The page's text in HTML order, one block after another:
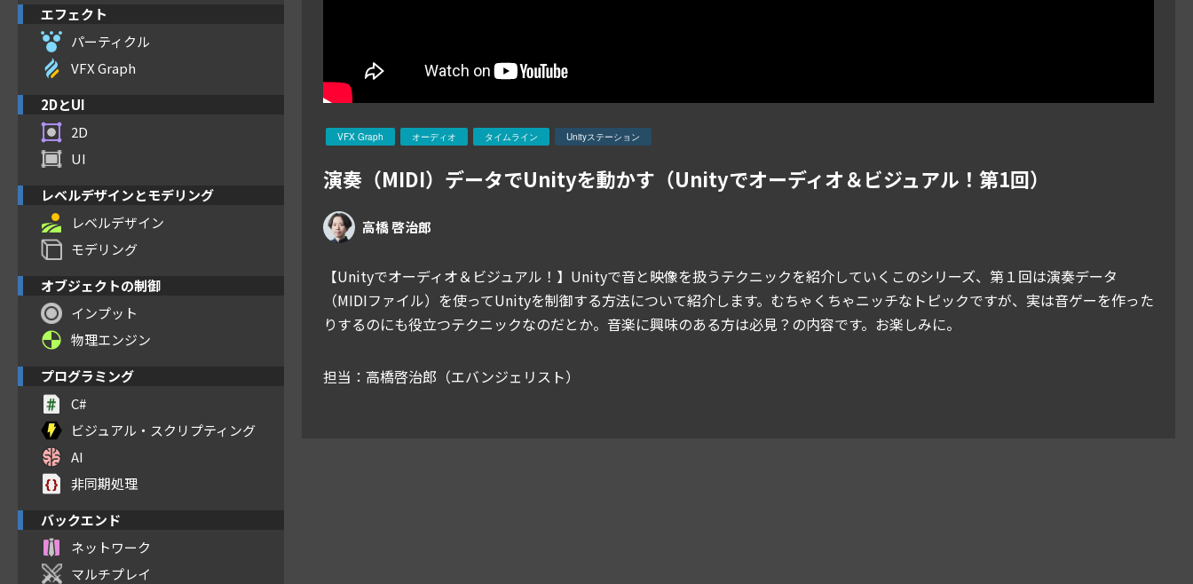
エフェクト
パーティクル
VFX Graph
2DとUI
2D
UI
レベルデザインとモデリング
レベルデザイン
モデリング
オブジェクトの制御
インプット
物理エンジン
プログラミング
C#
ビジュアル・スクリプティング
AI
非同期処理
バックエンド
ネットワーク
マルチプレイ
VFX Graph オーディオ タイムライン Unityステーション
演奏（MIDI）データでUnityを動かす（Unityでオーディオ＆ビジュアル！第1回）
高橋 啓治郎
【Unityでオーディオ＆ビジュアル！】Unityで音と映像を扱うテクニックを紹介していくこのシリーズ、第１回は演奏データ
（MIDIファイル）を使ってUnityを制御する方法について紹介します。むちゃくちゃニッチなトピックですが、実は音ゲーを作った
りするのにも役立つテクニックなのだとか。音楽に興味のある方は必見？の内容です。お楽しみに。
担当：高橋啓治郎（エバンジェリスト）